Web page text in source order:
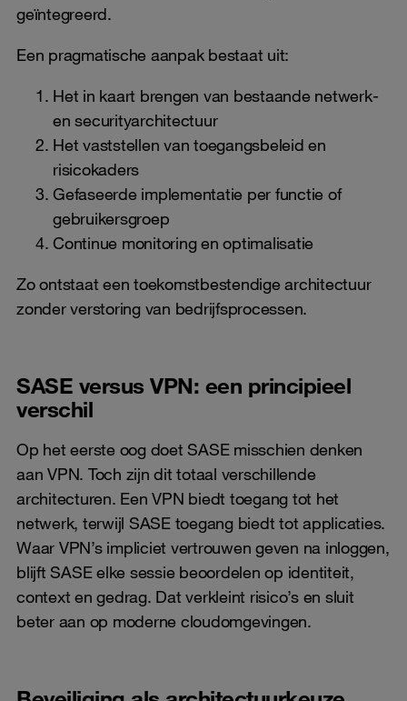
geïntegreerd.
Een pragmatische aanpak bestaat uit:
Het in kaart brengen van bestaande netwerk-
en securityarchitectuur
Het vaststellen van toegangsbeleid en
risicokaders
Gefaseerde implementatie per functie of
gebruikersgroep
Continue monitoring en optimalisatie
Zo ontstaat een toekomstbestendige architectuur
zonder verstoring van bedrijfsprocessen.
SASE versus VPN: een principieel
verschil
Op het eerste oog doet SASE misschien denken
aan VPN. Toch zijn dit totaal verschillende
architecturen. Een VPN biedt toegang tot het
netwerk, terwijl SASE toegang biedt tot applicaties.
Waar VPN’s impliciet vertrouwen geven na inloggen,
blijft SASE elke sessie beoordelen op identiteit,
context en gedrag. Dat verkleint risico’s en sluit
beter aan op moderne cloudomgevingen.